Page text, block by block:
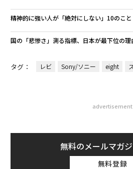
精神的に強い人が「絶対にしない」10のこと
国の「悲惨さ」測る指標、日本が最下位の理
タグ： レビ Sony/ソニー eight
advertisement
無料のメールマガ
無料登録